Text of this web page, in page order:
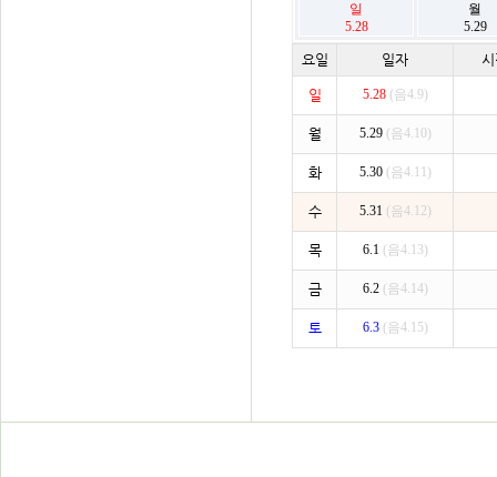
일
5.28
월
5.29
요일 일자
일 5.28 (음4.9)
월 5.29 (음4.10)
화 5.30 (음4.11)
수 5.31 (음4.12)
목 6.1 (음4.13)
금 6.2 (음4.14)
토 6.3 (음4.15)